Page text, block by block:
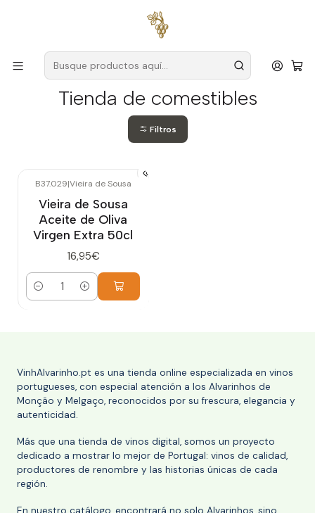
para pedidos superiores a
Tienda de comestibles
Tienda de comestibles
Filtros
B37.029|Vieira de Sousa
Vieira de Sousa
Aceite de Oliva
Virgen Extra 50cl
16,95€
Cantidad
VinhAlvarinho.pt es una tienda online especializada en vinos
portugueses, con especial atención a los Alvarinhos de
Monção y Melgaço, reconocidos por su frescura, elegancia y
autenticidad.
Más que una tienda de vinos digital, somos un proyecto
dedicado a mostrar lo mejor de Portugal: vinos de calidad,
productores de renombre y las historias únicas de cada
región.
En nuestro catálogo, encontrará no solo Alvarinhos, sino